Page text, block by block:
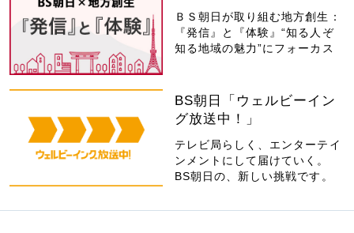
ＢＳ朝日が取り組む地方創生：
『発信』と『体験』“知る人ぞ
知る地域の魅力”にフォーカス
BS朝日「ウェルビーイン
グ放送中！」
テレビ局らしく、エンターテイ
ンメントにして届けていく。
BS朝日の、新しい挑戦です。